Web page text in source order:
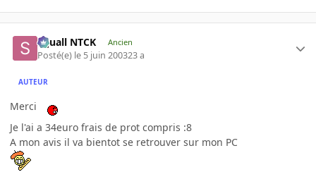
Squall NTCK Ancien
Posté(e) le 5 juin 200323 a
AUTEUR
Merci
Je l'ai a 34euro frais de prot compris :8
A mon avis il va bientot se retrouver sur mon PC